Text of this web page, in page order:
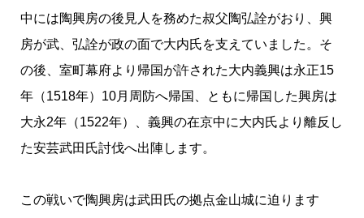
中には陶興房の後見人を務めた叔父陶弘詮がおり、興
房が武、弘詮が政の面で大内氏を支えていました。そ
の後、室町幕府より帰国が許された大内義興は永正15
年（1518年）10月周防へ帰国、ともに帰国した興房は
大永2年（1522年）、義興の在京中に大内氏より離反し
た安芸武田氏討伐へ出陣します。
この戦いで陶興房は武田氏の拠点金山城に迫ります